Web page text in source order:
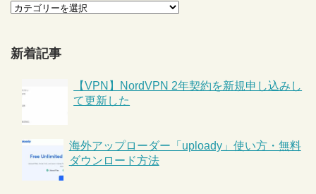
新着記事
【VPN】NordVPN 2年契約を新規申し込みし
て更新した
海外アップローダー「uploady」使い方・無料
ダウンロード方法